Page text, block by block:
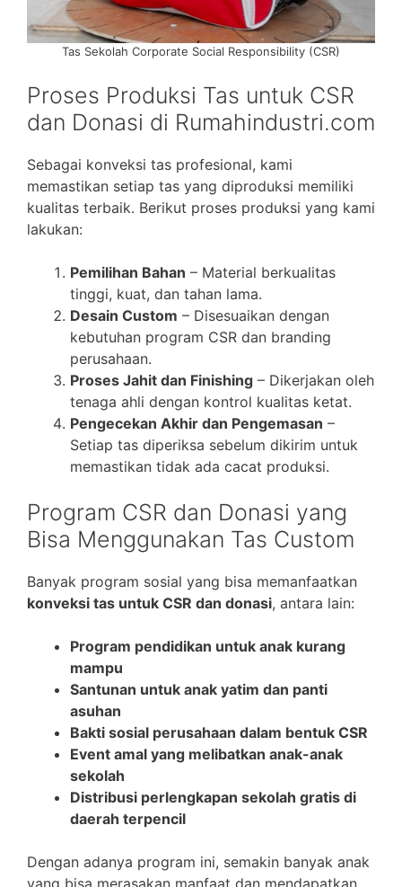
Tas Sekolah Corporate Social Responsibility (CSR)
Proses Produksi Tas untuk CSR
dan Donasi di Rumahindustri.com
Sebagai konveksi tas profesional, kami
memastikan setiap tas yang diproduksi memiliki
kualitas terbaik. Berikut proses produksi yang kami
lakukan:
Pemilihan Bahan – Material berkualitas
tinggi, kuat, dan tahan lama.
Desain Custom – Disesuaikan dengan
kebutuhan program CSR dan branding
perusahaan.
Proses Jahit dan Finishing – Dikerjakan oleh
tenaga ahli dengan kontrol kualitas ketat.
Pengecekan Akhir dan Pengemasan –
Setiap tas diperiksa sebelum dikirim untuk
memastikan tidak ada cacat produksi.
Program CSR dan Donasi yang
Bisa Menggunakan Tas Custom
Banyak program sosial yang bisa memanfaatkan
konveksi tas untuk CSR dan donasi, antara lain:
Program pendidikan untuk anak kurang
mampu
Santunan untuk anak yatim dan panti
asuhan
Bakti sosial perusahaan dalam bentuk CSR
Event amal yang melibatkan anak-anak
sekolah
Distribusi perlengkapan sekolah gratis di
daerah terpencil
Dengan adanya program ini, semakin banyak anak
yang bisa merasakan manfaat dan mendapatkan